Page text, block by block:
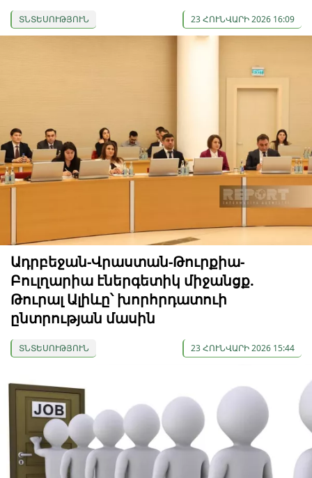
ՏՆՏԵՍՈՒԹՅՈՒՆ 23 ՀՈՒՆՎԱՐԻ 2026 16:09
Ադրբեջան-Վրաստան-Թուրքիա-
Բուլղարիա էներգետիկ միջանցք.
Թուրալ Ալիևը՝ խորհրդատուի
ընտրության մասին
ՏՆՏԵՍՈՒԹՅՈՒՆ 23 ՀՈՒՆՎԱՐԻ 2026 15:44